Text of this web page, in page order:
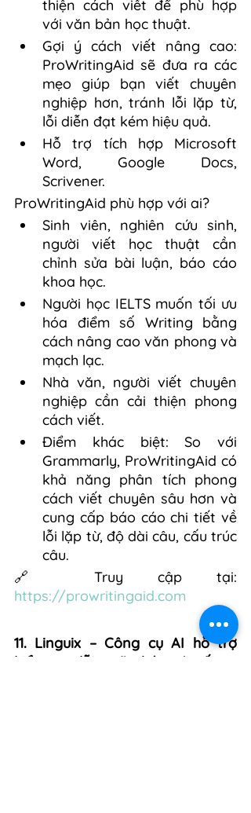
thiện cách viết để phù hợp
với văn bản học thuật.
Gợi ý cách viết nâng cao:
ProWritingAid sẽ đưa ra các
mẹo giúp bạn viết chuyên
nghiệp hơn, tránh lỗi lặp từ,
lỗi diễn đạt kém hiệu quả.
Hỗ trợ tích hợp Microsoft
Word, Google Docs,
Scrivener.
ProWritingAid phù hợp với ai?
Sinh viên, nghiên cứu sinh,
người viết học thuật cần
chỉnh sửa bài luận, báo cáo
khoa học.
Người học IELTS muốn tối ưu
hóa điểm số Writing bằng
cách nâng cao văn phong và
mạch lạc.
Nhà văn, người viết chuyên
nghiệp cần cải thiện phong
cách viết.
Điểm khác biệt: So với
Grammarly, ProWritingAid có
khả năng phân tích phong
cách viết chuyên sâu hơn và
cung cấp báo cáo chi tiết về
lỗi lặp từ, độ dài câu, cấu trúc
câu.
https://prowritingaid.com
11. Linguix – Công cụ AI hỗ trợ
kiểm tra lỗi ngữ pháp và tối ưu